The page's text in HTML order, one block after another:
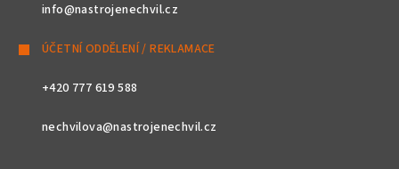
info@nastrojenechvil.cz
ÚČETNÍ ODDĚLENÍ / REKLAMACE
+420 777 619 588
nechvilova@nastrojenechvil.cz